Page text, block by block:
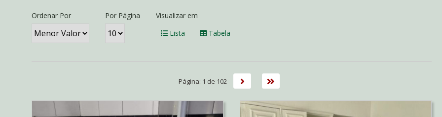
Ordenar Por Por Página
Visualizar em
Lista
Tabela
Página: 1 de 102 Próxima